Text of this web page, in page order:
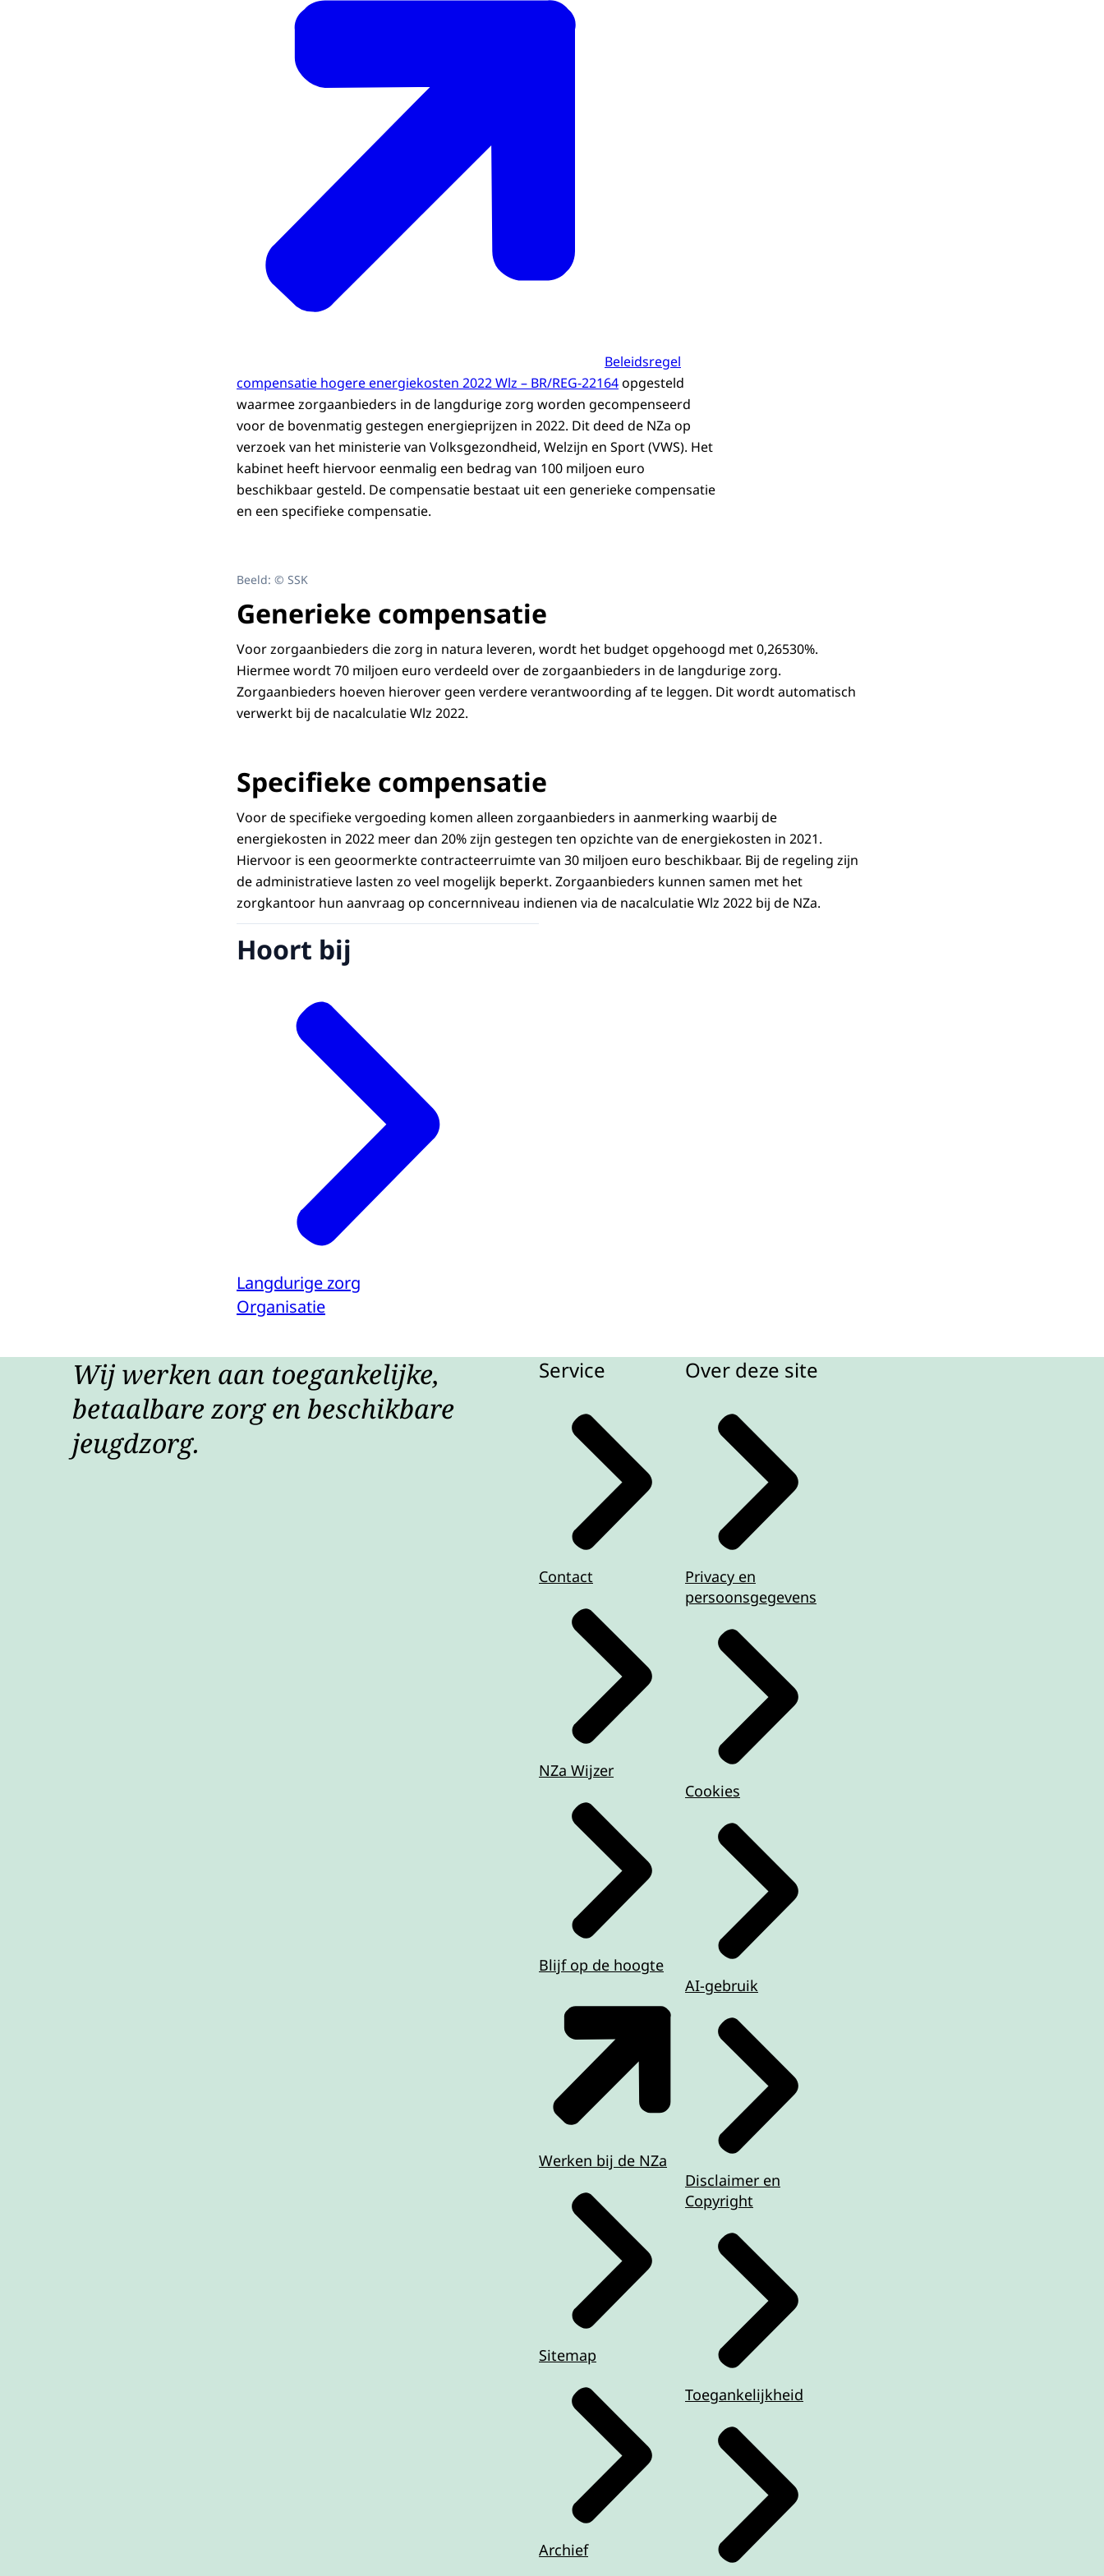
Beleidsregel
compensatie hogere energiekosten 2022 Wlz – BR/REG-22164opgesteld
waarmee zorgaanbieders in de langdurige zorg worden gecompenseerd
voor de bovenmatig gestegen energieprijzen in 2022. Dit deed de NZa op
verzoek van het ministerie van Volksgezondheid, Welzijn en Sport (VWS). Het
kabinet heeft hiervoor eenmalig een bedrag van 100 miljoen euro
beschikbaar gesteld. De compensatie bestaat uit een generieke compensatie
en een specifieke compensatie.
Beeld: © SSK
Generieke compensatie
Voor zorgaanbieders die zorg in natura leveren, wordt het budget opgehoogd met 0,26530%.
Hiermee wordt 70 miljoen euro verdeeld over de zorgaanbieders in de langdurige zorg.
Zorgaanbieders hoeven hierover geen verdere verantwoording af te leggen. Dit wordt automatisch
verwerkt bij de nacalculatie Wlz 2022.
Specifieke compensatie
Voor de specifieke vergoeding komen alleen zorgaanbieders in aanmerking waarbij de
energiekosten in 2022 meer dan 20% zijn gestegen ten opzichte van de energiekosten in 2021.
Hiervoor is een geoormerkte contracteerruimte van 30 miljoen euro beschikbaar. Bij de regeling zijn
de administratieve lasten zo veel mogelijk beperkt. Zorgaanbieders kunnen samen met het
zorgkantoor hun aanvraag op concernniveau indienen via de nacalculatie Wlz 2022 bij de NZa.
Hoort bij
Langdurige zorg
Organisatie
Wij werken aan toegankelijke,
betaalbare zorg en beschikbare
jeugdzorg.
Service
Contact
NZa Wijzer
Blijf op de hoogte
Werken bij de NZa
Sitemap
Archief
Over deze site
Privacy en
persoonsgegevens
Cookies
AI-gebruik
Disclaimer en
Copyright
Toegankelijkheid